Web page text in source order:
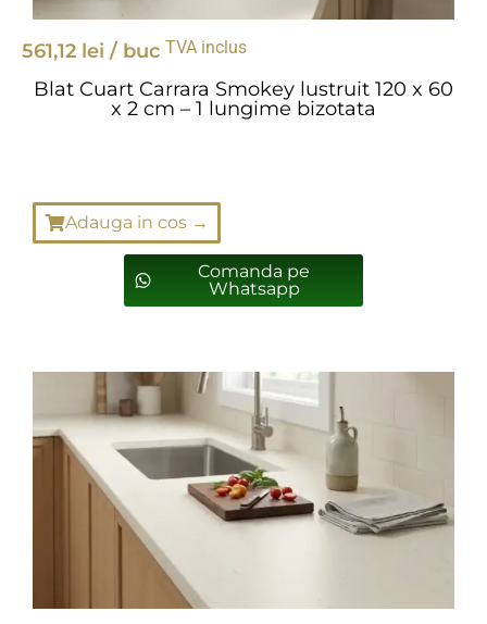
561,12 lei / buc TVA inclus
Blat Cuart Carrara Smokey lustruit 120 x 60
x 2 cm – 1 lungime bizotata
Adauga in cos →
Comanda pe
Whatsapp